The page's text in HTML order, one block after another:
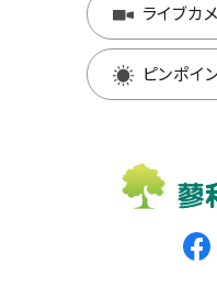
ライブカ
ピンポイ